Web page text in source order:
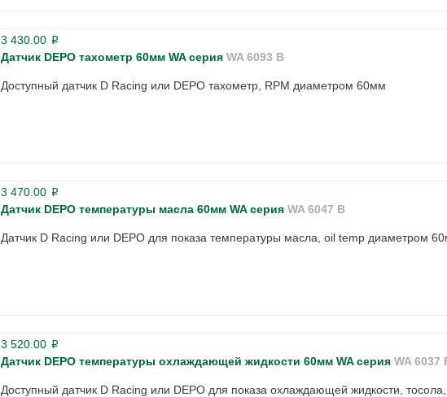
3 430.00 p
Датчик DEPO тахометр 60мм WA серия WA 6093 B
Доступный датчик D Racing или DEPO тахометр, RPM диаметром 60мм
3 470.00 p
Датчик DEPO температуры масла 60мм WA серия WA 6047 B
Датчик D Racing или DEPO для показа температуры масла, oil temp диаметром
3 520.00 p
Датчик DEPO температуры охлаждающей жидкости 60мм WA серия WA 6037
Доступный датчик D Racing или DEPO для показа охлаждающей жидкости,